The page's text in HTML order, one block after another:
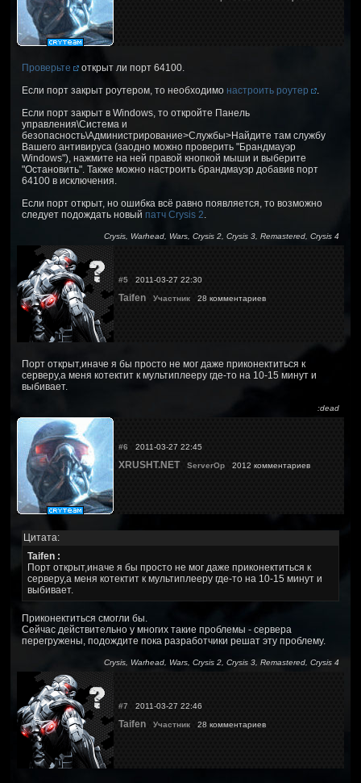
Проверьте
открыт ли порт 64100.
Если порт закрыт роутером, то необходимо настроить роутер
Если порт закрыт в Windows, то откройте Панель
управления\Система и
безопасность\Администрирование>Службы>Найдите там службу
Вашего антивируса (заодно можно проверить "Брандмауэр
Windows"), нажмите на ней правой кнопкой мыши и выберите
"Остановить". Также можно настроить брандмауэр добавив порт
64100 в исключения.
Если порт открыт, но ошибка всё равно появляется, то возможно
следует подождать новый патч Crysis 2
Crysis, Warhead, Wars, Crysis 2, Crysis 3, Remastered, Crysis 4
#5 2011-03-27 22:30
Taifen Участник 28 комментариев
Порт открыт,иначе я бы просто не мог даже приконектиться к
серверу,а меня котектит к мультиплееру где-то на 10-15 минут и
выбивает.
:dead
#6 2011-03-27 22:45
XRUSHT.NET ServerOp 2012 комментариев
Цитата:
Taifen :
Порт открыт,иначе я бы просто не мог даже приконектиться к
серверу,а меня котектит к мультиплееру где-то на 10-15 минут и
выбивает.
Приконектиться смогли бы.
Сейчас действительно у многих такие проблемы - сервера
перегружены, подождите пока разработчики решат эту проблему.
Crysis, Warhead, Wars, Crysis 2, Crysis 3, Remastered, Crysis 4
#7 2011-03-27 22:46
Taifen Участник 28 комментариев